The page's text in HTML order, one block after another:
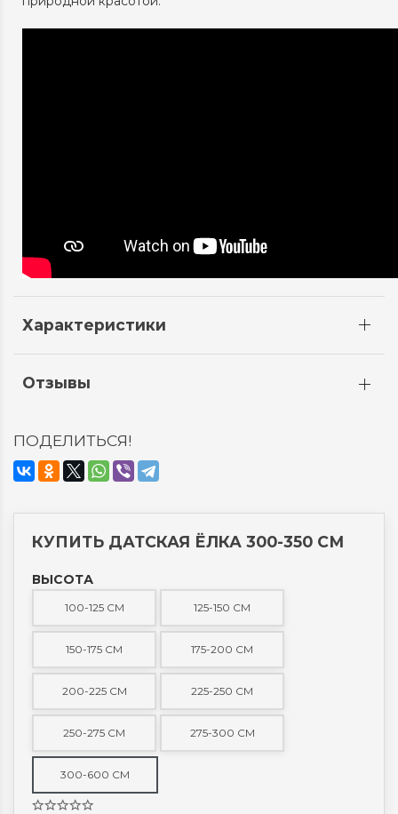
Характеристики
Отзывы
ПОДЕЛИТЬСЯ!
КУПИТЬ ДАТСКАЯ ЁЛКА 300-350 СМ
ВЫСОТА
100-125 СМ 125-150 СМ
150-175 СМ 175-200 СМ
200-225 СМ 225-250 СМ
250-275 СМ 275-300 СМ
300-600 СМ